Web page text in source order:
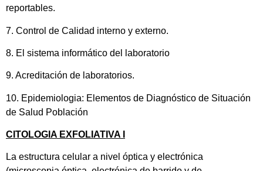
reportables.
7. Control de Calidad interno y externo.
8. El sistema informático del laboratorio
9. Acreditación de laboratorios.
10. Epidemiologia: Elementos de Diagnóstico de Situación
de Salud Población
CITOLOGIA EXFOLIATIVA I
La estructura celular a nivel óptica y electrónica